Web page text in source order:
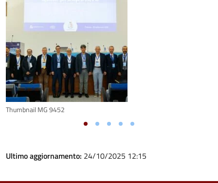
Thumbnail MG 9452
Ultimo aggiornamento: 24/10/2025 12:15